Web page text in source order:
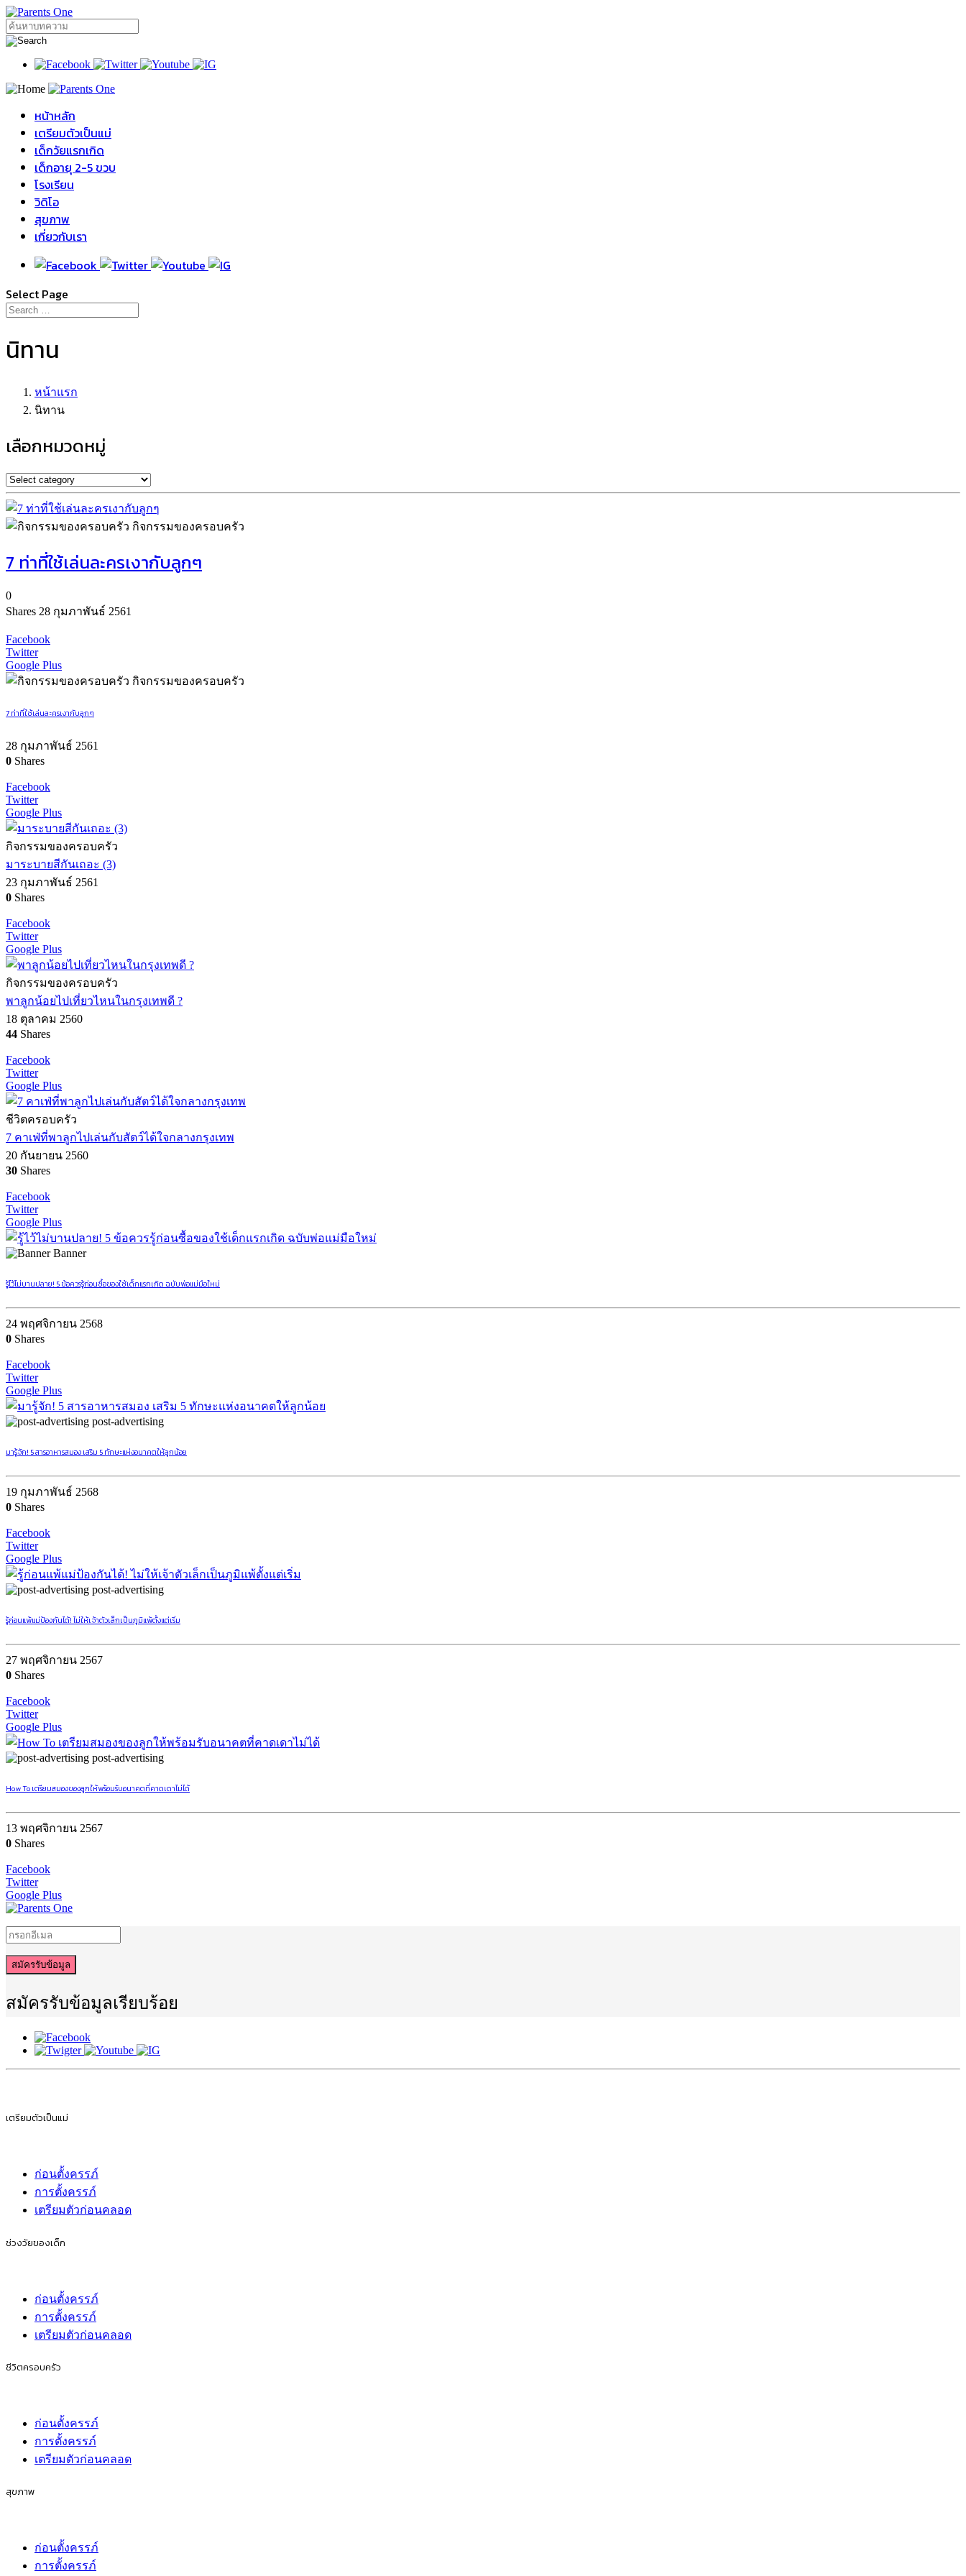
หน้าหลัก
เตรียมตัวเป็นแม่
เด็กวัยแรกเกิด
เด็กอายุ 2-5 ขวบ
โรงเรียน
วิดิโอ
สุขภาพ
เกี่ยวกับเรา
Select Page
นิทาน
หน้าแรก
นิทาน
เลือกหมวดหมู่
กิจกรรมของครอบครัว
7 ท่าที่ใช้เล่นละครเงากับลูกๆ
0
Shares 28 กุมภาพันธ์ 2561
Facebook
Twitter
Google Plus
กิจกรรมของครอบครัว
7 ท่าที่ใช้เล่นละครเงากับลูกๆ
28 กุมภาพันธ์ 2561
0 Shares
Facebook
Twitter
Google Plus
กิจกรรมของครอบครัว
มาระบายสีกันเถอะ (3)
23 กุมภาพันธ์ 2561
0 Shares
Facebook
Twitter
Google Plus
กิจกรรมของครอบครัว
พาลูกน้อยไปเที่ยวไหนในกรุงเทพดี ?
18 ตุลาคม 2560
44 Shares
Facebook
Twitter
Google Plus
ชีวิตครอบครัว
7 คาเฟ่ที่พาลูกไปเล่นกับสัตว์ได้ใจกลางกรุงเทพ
20 กันยายน 2560
30 Shares
Facebook
Twitter
Google Plus
Banner
รู้ไว้ไม่บานปลาย! 5 ข้อควรรู้ก่อนซื้อของใช้เด็กแรกเกิด ฉบับพ่อแม่มือใหม่
24 พฤศจิกายน 2568
0 Shares
Facebook
Twitter
Google Plus
post-advertising
มารู้จัก! 5 สารอาหารสมอง เสริม 5 ทักษะแห่งอนาคตให้ลูกน้อย
19 กุมภาพันธ์ 2568
0 Shares
Facebook
Twitter
Google Plus
post-advertising
รู้ก่อนแพ้แม่ป้องกันได้! ไม่ให้เจ้าตัวเล็กเป็นภูมิแพ้ตั้งแต่เริ่ม
27 พฤศจิกายน 2567
0 Shares
Facebook
Twitter
Google Plus
post-advertising
How To เตรียมสมองของลูกให้พร้อมรับอนาคตที่คาดเดาไม่ได้
13 พฤศจิกายน 2567
0 Shares
Facebook
Twitter
Google Plus
สมัครรับข้อมูล
สมัครรับข้อมูลเรียบร้อย
เตรียมตัวเป็นแม่
ก่อนตั้งครรภ์
การตั้งครรภ์
เตรียมตัวก่อนคลอด
ช่วงวัยของเด็ก
ก่อนตั้งครรภ์
การตั้งครรภ์
เตรียมตัวก่อนคลอด
ชีวิตครอบครัว
ก่อนตั้งครรภ์
การตั้งครรภ์
เตรียมตัวก่อนคลอด
สุขภาพ
ก่อนตั้งครรภ์
การตั้งครรภ์